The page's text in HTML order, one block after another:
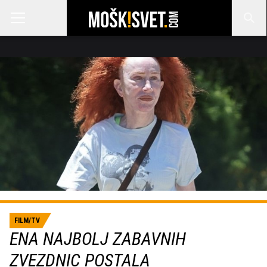
FILM/TV
ENA NAJBOLJ ZABAVNIH
ZVEZDNIC POSTALA